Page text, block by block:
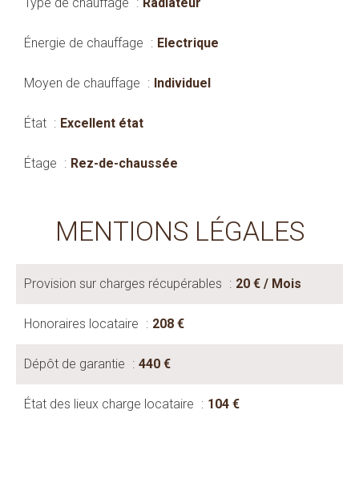
Énergie de chauffage Electrique
Moyen de chauffage Individuel
État Excellent état
Étage Rez-de-chaussée
MENTIONS LÉGALES
Provision sur charges récupérables 20 € / Mois
Honoraires locataire 208 €
Dépôt de garantie 440 €
État des lieux charge locataire 104 €